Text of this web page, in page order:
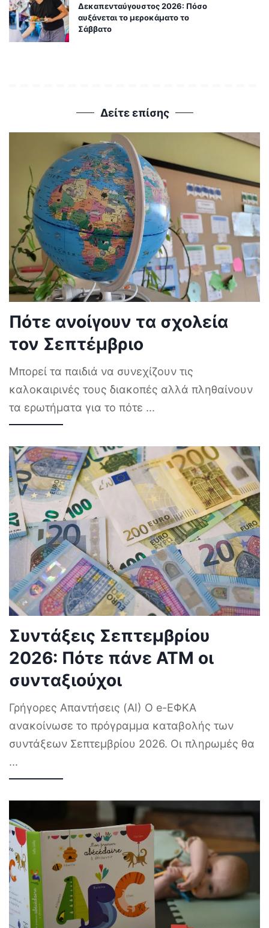
Δεκαπενταύγουστος 2026: Πόσο
αυξάνεται το μεροκάματο το
Σάββατο
Δείτε επίσης
Πότε ανοίγουν τα σχολεία
τον Σεπτέμβριο
Μπορεί τα παιδιά να συνεχίζουν τις
καλοκαιρινές τους διακοπές αλλά πληθαίνουν
τα ερωτήματα για το πότε ...
Συντάξεις Σεπτεμβρίου
2026: Πότε πάνε ΑΤΜ οι
συνταξιούχοι
Γρήγορες Απαντήσεις (AI) Ο e-ΕΦΚΑ
ανακοίνωσε το πρόγραμμα καταβολής των
συντάξεων Σεπτεμβρίου 2026. Οι πληρωμές θα
...